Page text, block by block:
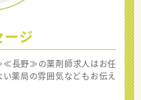
ージ
長野≫の薬剤師求人はお任
薬局の雰囲気などもお伝え